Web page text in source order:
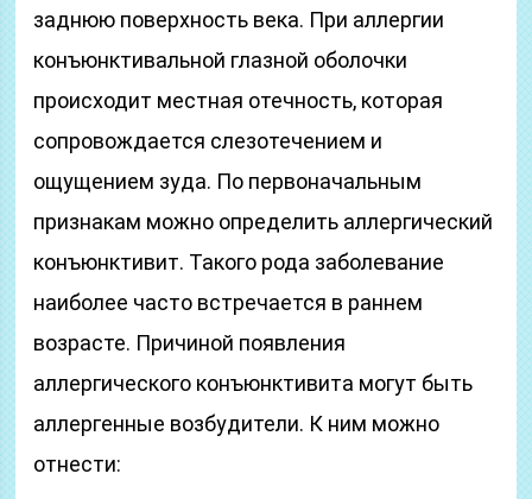
заднюю поверхность века. При аллергии
конъюнктивальной глазной оболочки
происходит местная отечность, которая
сопровождается слезотечением и
ощущением зуда. По первоначальным
признакам можно определить аллергический
конъюнктивит. Такого рода заболевание
наиболее часто встречается в раннем
возрасте. Причиной появления
аллергического конъюнктивита могут быть
аллергенные возбудители. К ним можно
отнести: